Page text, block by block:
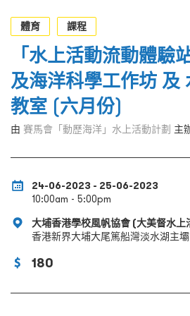
EN
體育
課程
「水上活動流動體驗
及海洋科學工作坊 及
教室 (六月份)
由 賽馬會「動歷海洋」水上活動計劃 主
24-06-2023 - 25-06-2023
10:00am - 5:00pm
大埔香港學校風帆協會 (大美督水上
香港新界大埔大尾篤船灣淡水湖主壩
180